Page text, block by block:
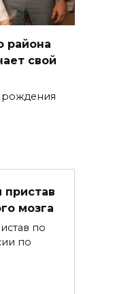
района
свой
рождения
пристав
мозга
по
по